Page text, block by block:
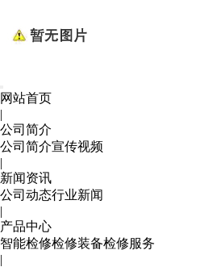
网站首页
|
公司简介
公司简介宣传视频
|
新闻资讯
公司动态行业新闻
|
产品中心
智能检修检修装备检修服务
|